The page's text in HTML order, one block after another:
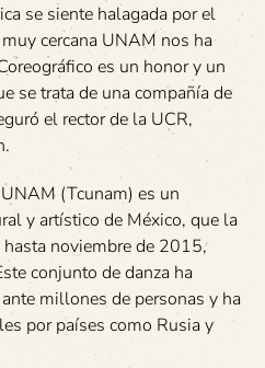
se siente halagada por el
cercana UNAM nos ha
es un honor y un
se trata de una compañía de
el rector de la UCR,
(Tcunam) es un
y artístico de México, que la
noviembre de 2015,
conjunto de danza ha
millones de personas y ha
por países como Rusia y